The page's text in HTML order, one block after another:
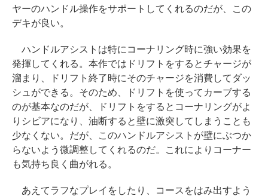
ヤーのハンドル操作をサポートしてくれるのだが、この
デキが良い。
ハンドルアシストは特にコーナリング時に強い効果を
発揮してくれる。本作ではドリフトをするとチャージが
溜まり、ドリフト終了時にそのチャージを消費してダッ
シュができる。そのため、ドリフトを使ってカーブする
のが基本なのだが、ドリフトをするとコーナリングがよ
りシビアになり、油断すると壁に激突してしまうことも
少なくない。だが、このハンドルアシストが壁にぶつか
らないよう微調整してくれるのだ。これによりコーナー
も気持ち良く曲がれる。
あえてラフなプレイをしたり、コースをはみ出すよう